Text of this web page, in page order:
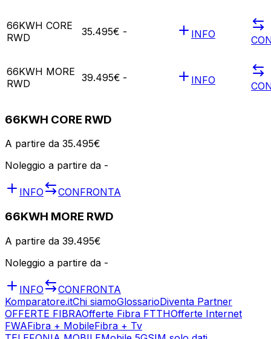
66KWH CORE
RWD
35.495€ - INFO
66KWH MORE
RWD
39.495€ - INFO
66KWH CORE RWD
A partire da 35.495€
Noleggio a partire da -
INFO CONFRONTA
66KWH MORE RWD
A partire da 39.495€
Noleggio a partire da -
INFO
CONFRONTA
Komparatore.itChi siamoGlossarioDiventa Partner
OFFERTE FIBRAOfferte Fibra FTTHOfferte Internet
FWAFibra + MobileFibra + Tv